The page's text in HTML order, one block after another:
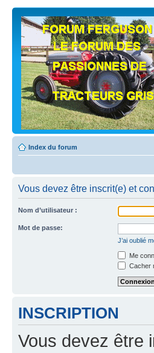
Index du forum
Vous devez être inscrit(e) et
Nom d’utilisateur :
Mot de passe:
J’ai oublié
Me
Cacher
INSCRIPTION
Vous devez être